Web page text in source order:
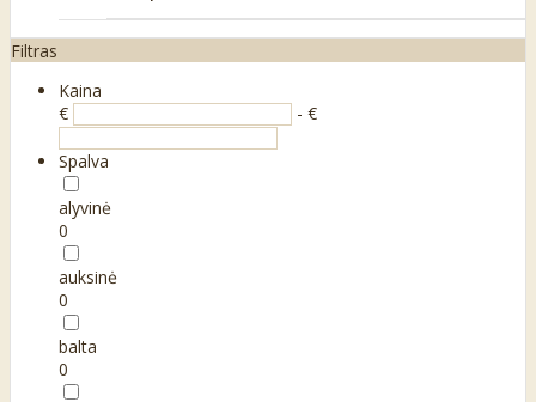
Filtras
Kaina
€
- €
Spalva
alyvinė
0
auksinė
0
balta
0